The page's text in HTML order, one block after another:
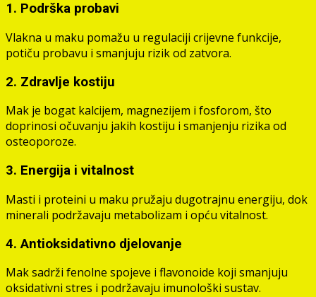
1. Podrška probavi
Vlakna u maku pomažu u regulaciji crijevne funkcije,
potiču probavu i smanjuju rizik od zatvora.
2. Zdravlje kostiju
Mak je bogat kalcijem, magnezijem i fosforom, što
doprinosi očuvanju jakih kostiju i smanjenju rizika od
osteoporoze.
3. Energija i vitalnost
Masti i proteini u maku pružaju dugotrajnu energiju, dok
minerali podržavaju metabolizam i opću vitalnost.
4. Antioksidativno djelovanje
Mak sadrži fenolne spojeve i flavonoide koji smanjuju
oksidativni stres i podržavaju imunološki sustav.